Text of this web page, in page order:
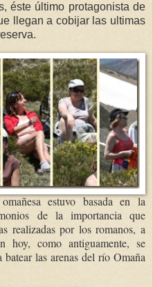
éste último protagonista de
llegan a cobijar las ultimas
estuvo basada en la
de la importancia que
realizadas por los romanos, a
hoy, como antiguamente, se
las arenas del río Omaña